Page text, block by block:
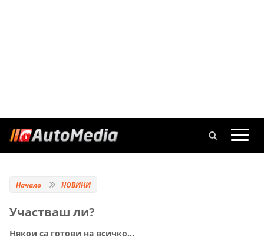
Начало НОВИНИ
Участваш ли?
Някои са готови на всичко...